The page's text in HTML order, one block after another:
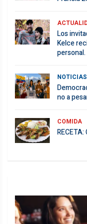
Los
Kelce
personal.
NOTICIAS
no a
COMIDA